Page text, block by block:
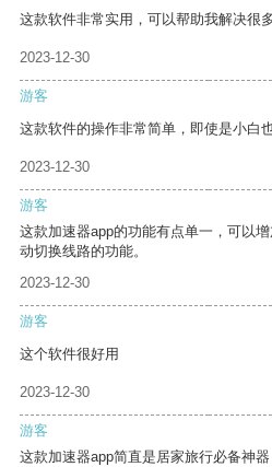
这款软件非常实用，可以帮助我解决很多
2023-12-30
游客
这款软件的操作非常简单，即使是小白
2023-12-30
游客
这款加速器app的功能有点单一，可以
动切换线路的功能。
2023-12-30
游客
这个软件很好用
2023-12-30
游客
这款加速器app简直是居家旅行必备神